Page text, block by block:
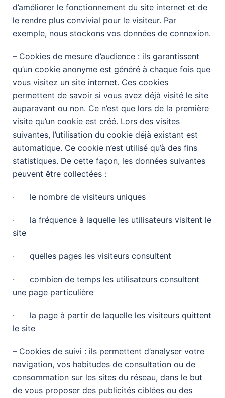
d’améliorer le fonctionnement du site internet et de
le rendre plus convivial pour le visiteur. Par
exemple, nous stockons vos données de connexion.
– Cookies de mesure d’audience : ils garantissent
qu’un cookie anonyme est généré à chaque fois que
vous visitez un site internet. Ces cookies
permettent de savoir si vous avez déjà visité le site
auparavant ou non. Ce n’est que lors de la première
visite qu’un cookie est créé. Lors des visites
suivantes, l’utilisation du cookie déjà existant est
automatique. Ce cookie n’est utilisé qu’à des fins
statistiques. De cette façon, les données suivantes
peuvent être collectées :
· le nombre de visiteurs uniques
· la fréquence à laquelle les utilisateurs visitent le
site
· quelles pages les visiteurs consultent
· combien de temps les utilisateurs consultent
une page particulière
· la page à partir de laquelle les visiteurs quittent
le site
– Cookies de suivi : ils permettent d’analyser votre
navigation, vos habitudes de consultation ou de
consommation sur les sites du réseau, dans le but
de vous proposer des publicités ciblées ou des